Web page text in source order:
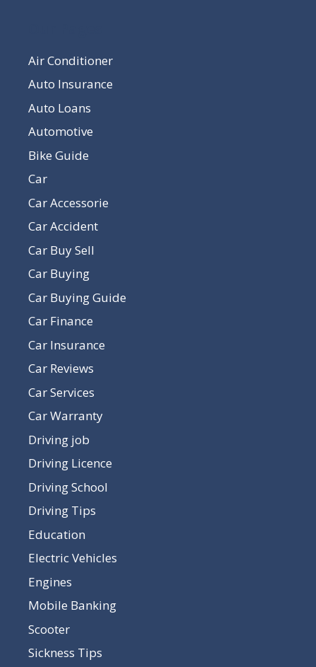
Air Conditioner
Auto Insurance
Auto Loans
Automotive
Bike Guide
Car
Car Accessorie
Car Accident
Car Buy Sell
Car Buying
Car Buying Guide
Car Finance
Car Insurance
Car Reviews
Car Services
Car Warranty
Driving job
Driving Licence
Driving School
Driving Tips
Education
Electric Vehicles
Engines
Mobile Banking
Scooter
Sickness Tips